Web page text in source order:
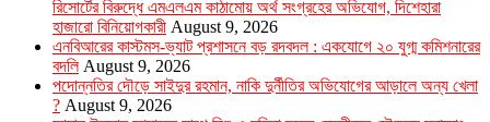
রিসোর্টের বিরুদ্ধে এমএলএম কাঠামোয় অর্থ সংগ্রহের অভিযোগ, দিশেহারা
হাজারো বিনিয়োগকারী August 9, 2026
এনবিআরের কাস্টমস-ভ্যাট প্রশাসনে বড় রদবদল : একযোগে ২০ যুগ্ম কমিশনারের
বদলি August 9, 2026
পদোন্নতির দৌড়ে সাইদুর রহমান, নাকি দুর্নীতির অভিযোগের আড়ালে অন্য খেলা
? August 9, 2026